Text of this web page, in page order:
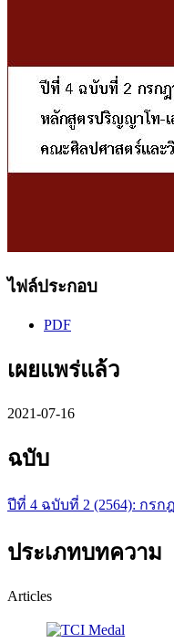
ไฟล์ประกอบ
PDF
เผยแพร่แล้ว
2021-07-16
ฉบับ
ปีที่ 4 ฉบับที่ 2 (2564): กร
ประเภทบทความ
Articles